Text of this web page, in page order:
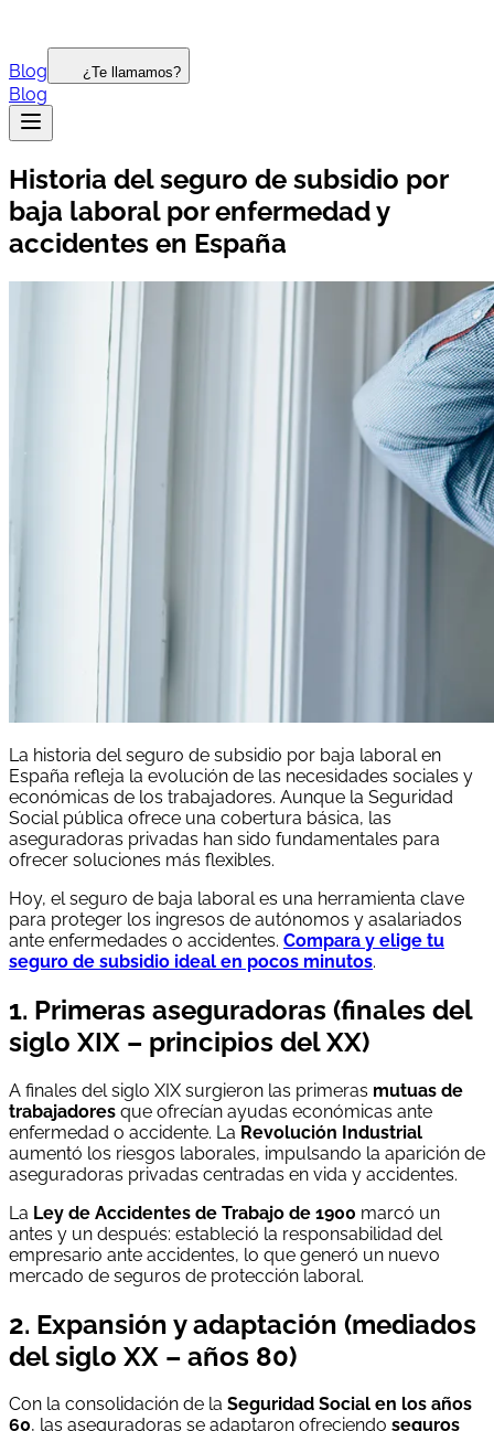
Blog ¿Te llamamos?
Blog
Historia del seguro de subsidio por
baja laboral por enfermedad y
accidentes en España
La historia del seguro de subsidio por baja laboral en
España refleja la evolución de las necesidades sociales y
económicas de los trabajadores. Aunque la Seguridad
Social pública ofrece una cobertura básica, las
aseguradoras privadas han sido fundamentales para
ofrecer soluciones más flexibles.
Hoy, el seguro de baja laboral es una herramienta clave
para proteger los ingresos de autónomos y asalariados
ante enfermedades o accidentes. Compara y elige tu
seguro de subsidio ideal en pocos minutos.
1. Primeras aseguradoras (finales del
siglo XIX – principios del XX)
A finales del siglo XIX surgieron las primeras mutuas de
trabajadores que ofrecían ayudas económicas ante
enfermedad o accidente. La Revolución Industrial
aumentó los riesgos laborales, impulsando la aparición de
aseguradoras privadas centradas en vida y accidentes.
La Ley de Accidentes de Trabajo de 1900 marcó un
antes y un después: estableció la responsabilidad del
empresario ante accidentes, lo que generó un nuevo
mercado de seguros de protección laboral.
2. Expansión y adaptación (mediados
del siglo XX – años 80)
Con la consolidación de la Seguridad Social en los años
60, las aseguradoras se adaptaron ofreciendo seguros